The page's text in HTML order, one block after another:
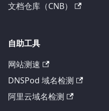
文档仓库（CNB）
自助工具
网站测速
DNSPod 域名检测
阿里云域名检测